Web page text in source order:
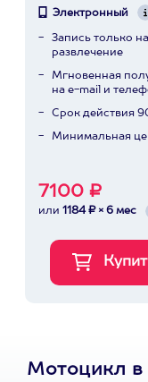
Электронный
Запись только
развлечение
Мгновенная
на e-mail и
Срок действия
Минимальная
7100 ₽
или 1184 ₽ × 6 мес
Мотоцикл в